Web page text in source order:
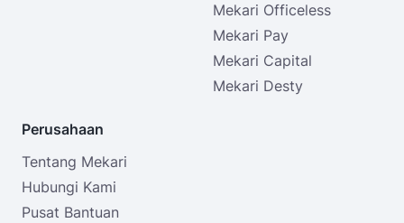
Mekari Officeless
Mekari Pay
Mekari Capital
Mekari Desty
Perusahaan
Tentang Mekari
Hubungi Kami
Pusat Bantuan